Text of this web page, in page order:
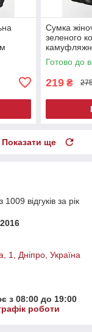
Сумка
зеленого
192087M
Готово до
219 ₴
Показати ще
відгуків за рік
1, Дніпро, Україна
з 08:00 до 19:00
роботи